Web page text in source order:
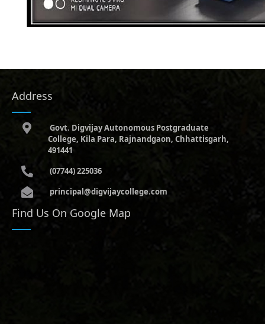
Address
Govt. Digvijay Autonomous Postgraduate
College, Kila Para, Rajnandgaon, Chhattisgarh,
491441
(07744) 225036
principal@digvijaycollege.com
Find Us On Google Map